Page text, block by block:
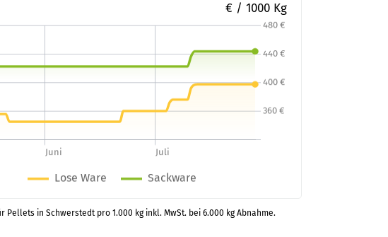
€ / 1000 Kg
Pellets in Schwerstedt pro 1.000 kg inkl. MwSt. bei 6.000 kg Abnahme.